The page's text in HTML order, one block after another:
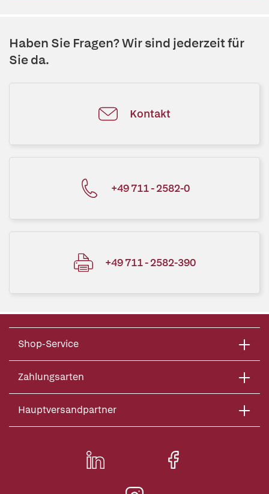
Haben Sie Fragen? Wir sind jederzeit für
Sie da.
Kontakt
+49 711 - 2582-0
+49 711 - 2582-390
Shop-Service
Zahlungsarten
Hauptversandpartner